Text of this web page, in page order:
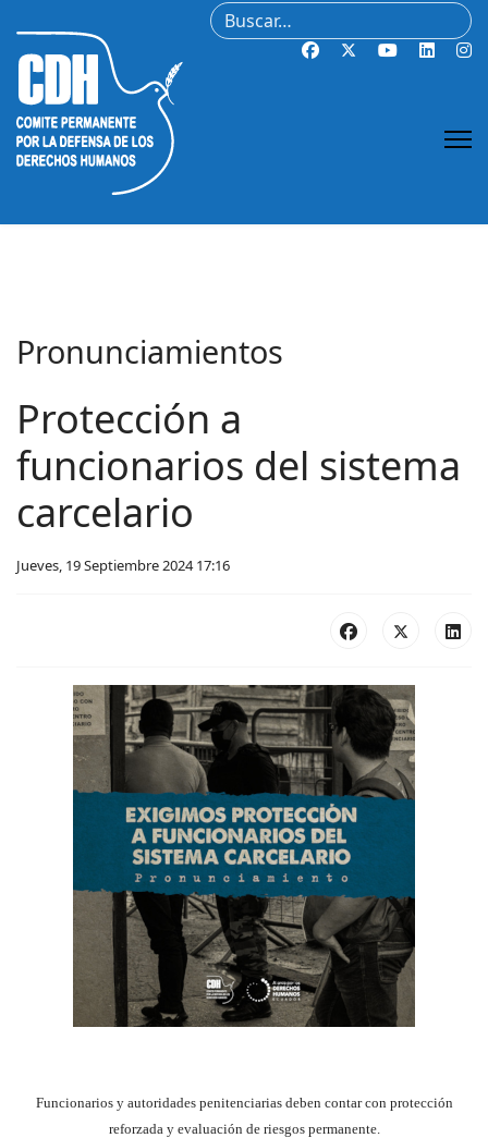
Buscar
Pronunciamientos
Protección a
funcionarios del sistema
carcelario
Jueves, 19 Septiembre 2024 17:16
Funcionarios y autoridades penitenciarias deben contar con protección
reforzada y evaluación de riesgos permanente.